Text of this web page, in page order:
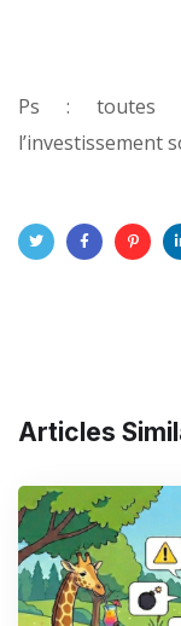
Ps : toutes
l’investissement
Articles